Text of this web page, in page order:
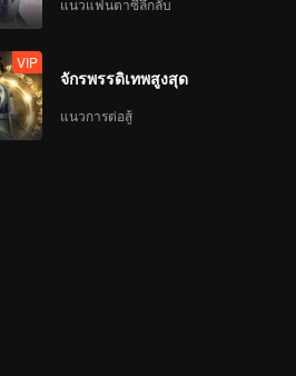
แนวแฟนตาซีลึกลับ
VIP
จักรพรรดิเทพสูงสุด
แนวการต่อสู้